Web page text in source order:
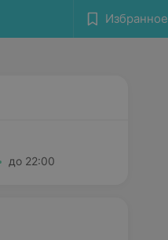
Избранное
до 22:00